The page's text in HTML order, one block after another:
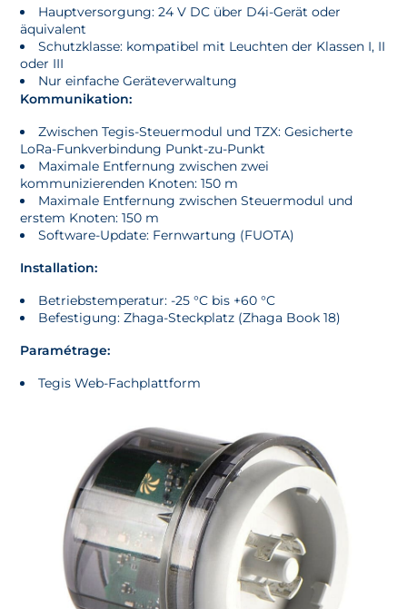
Hauptversorgung: 24 V DC über D4i-Gerät oder
äquivalent
Schutzklasse: kompatibel mit Leuchten der Klassen I, II
oder III
Nur einfache Geräteverwaltung
Kommunikation:
Zwischen Tegis-Steuermodul und TZX: Gesicherte
LoRa-Funkverbindung Punkt-zu-Punkt
Maximale Entfernung zwischen zwei
kommunizierenden Knoten: 150 m
Maximale Entfernung zwischen Steuermodul und
erstem Knoten: 150 m
Software-Update: Fernwartung (FUOTA)
Installation:
Betriebstemperatur: -25 °C bis +60 °C
Befestigung: Zhaga-Steckplatz (Zhaga Book 18)
Paramétrage:
Tegis Web-Fachplattform